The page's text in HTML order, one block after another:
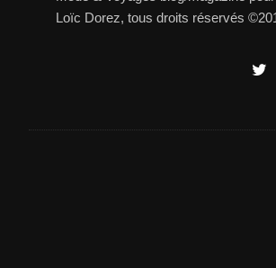
Loïc Dorez, tous droits réservés